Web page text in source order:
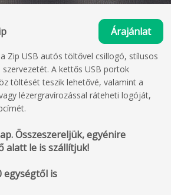
Árajánlat
Zip USB autós töltővel csillogó, stílusos
A kettős USB portok
töltését teszik lehetővé, valamint a
lézergravírozással ráteheti logóját,
Összeszereljük, egyénire
alatt le is szállítjuk!
egységtől is